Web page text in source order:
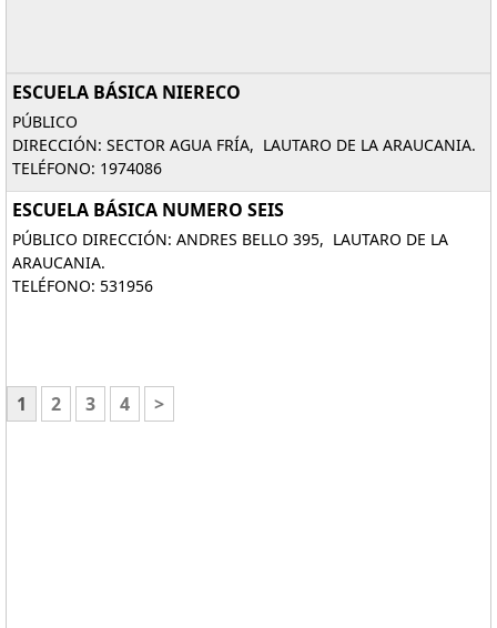
ESCUELA BÁSICA NIERECO
PÚBLICO
DIRECCIÓN: SECTOR AGUA FRÍA, LAUTARO DE LA ARAUCANIA.
TELÉFONO: 1974086
ESCUELA BÁSICA NUMERO SEIS
PÚBLICO DIRECCIÓN: ANDRES BELLO 395, LAUTARO DE LA
ARAUCANIA.
TELÉFONO: 531956
1 2 3 4 >